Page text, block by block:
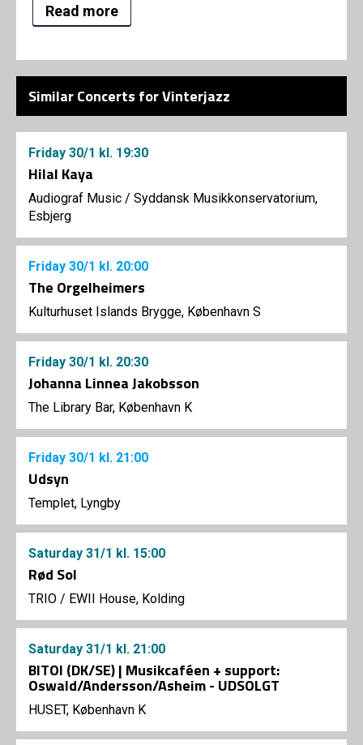
Read more
Similar Concerts for Vinterjazz
Friday 30/1 kl. 19:30
Hilal Kaya
Audiograf Music / Syddansk Musikkonservatorium,
Esbjerg
Friday 30/1 kl. 20:00
The Orgelheimers
Kulturhuset Islands Brygge, København S
Friday 30/1 kl. 20:30
Johanna Linnea Jakobsson
The Library Bar, København K
Friday 30/1 kl. 21:00
Udsyn
Templet, Lyngby
Saturday 31/1 kl. 15:00
Rød Sol
TRIO / EWII House, Kolding
Saturday 31/1 kl. 21:00
BITOI (DK/SE) | Musikcaféen + support:
Oswald/Andersson/Asheim - UDSOLGT
HUSET, København K